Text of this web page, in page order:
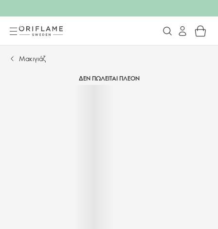
Μακιγιάζ
ΔΕΝ ΠΩΛΕΙΤΑΙ ΠΛΕΟΝ